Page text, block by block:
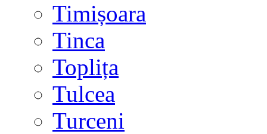
Timișoara
Tinca
Toplița
Tulcea
Turceni